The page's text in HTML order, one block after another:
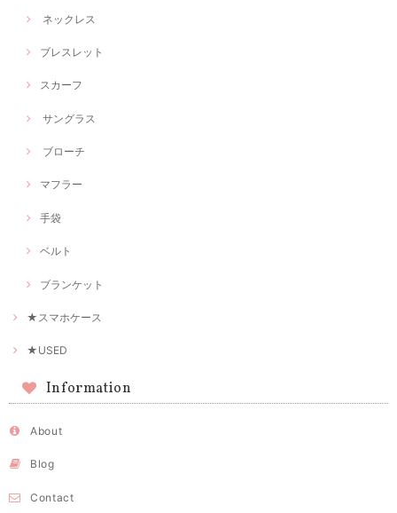
ネックレス
ブレスレット
スカーフ
サングラス
ブローチ
マフラー
手袋
ベルト
ブランケット
★スマホケース
★USED
Information
About
Blog
Contact